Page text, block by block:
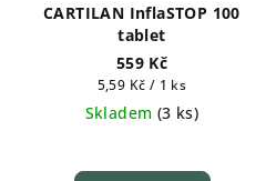
CARTILAN InflaSTOP 100
tablet
559 Kč
Měrná
cena:
5,59 Kč / 1 ks
Skladem (3 ks)